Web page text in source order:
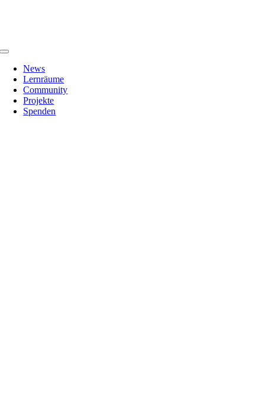
Toggle
Navigation
News
Lernräume
Community
Projekte
Spenden